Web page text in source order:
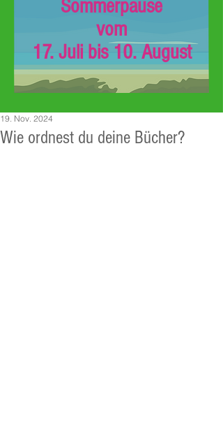
Sommerpause
vom
17. Juli bis 10. August
Wie ordnest du deine Bücher?
19. Nov. 2024